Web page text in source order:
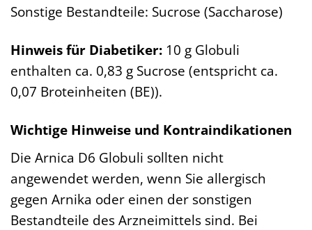
Sonstige Bestandteile: Sucrose (Saccharose)
Hinweis für Diabetiker: 10 g Globuli
enthalten ca. 0,83 g Sucrose (entspricht ca.
0,07 Broteinheiten (BE)).
Wichtige Hinweise und Kontraindikationen
Die Arnica D6 Globuli sollten nicht
angewendet werden, wenn Sie allergisch
gegen Arnika oder einen der sonstigen
Bestandteile des Arzneimittels sind. Bei